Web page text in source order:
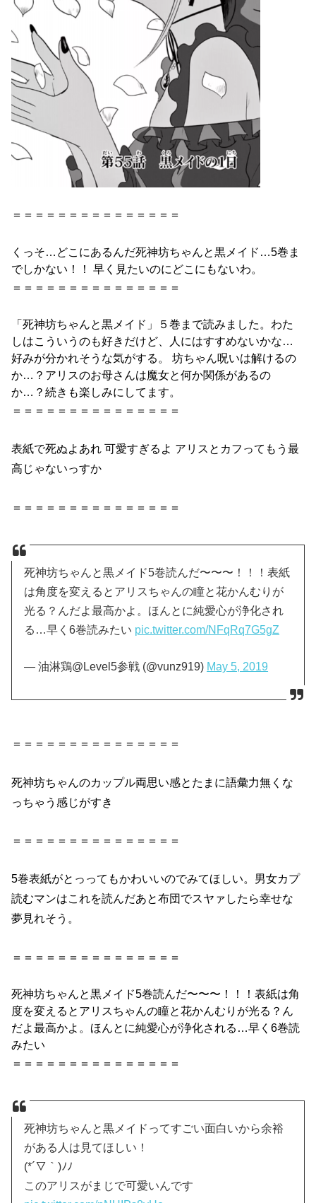
＝＝＝＝＝＝＝＝＝＝＝＝＝＝＝
くっそ…どこにあるんだ死神坊ちゃんと黒 メイド …5巻 ま
でしかない！！ 早く見たいのにどこにもないわ。
＝＝＝＝＝＝＝＝＝＝＝＝＝＝＝
「死神坊ちゃんと黒 メイド 」 ５巻 まで読みました。わた
しはこういうのも好きだけど、人にはすすめないかな…
好みが分かれそうな気がする。坊ちゃん呪いは解けるの
か…？アリスのお母さんは魔女と何か関係があるの
か…？続きも楽しみにしてます。
＝＝＝＝＝＝＝＝＝＝＝＝＝＝＝
表紙で死ぬよあれ 可愛すぎるよ アリス と カフってもう最
高じゃないっすか
＝＝＝＝＝＝＝＝＝＝＝＝＝＝＝
死神坊ちゃんと黒メイド5巻読んだ〜〜〜！！！表紙
は角度を変えるとアリスちゃんの瞳と花かんむりが
光る？んだよ最高かよ。ほんとに純愛心が浄化され
る…早く6巻読みたい pic.twitter.com/NFqRq7G5gZ
— 油淋鶏@Level5参戦 (@vunz919) May 5, 2019
＝＝＝＝＝＝＝＝＝＝＝＝＝＝＝
死神坊ちゃんのカップル両思い感と たまに語彙力無くな
っちゃう感じがすき
＝＝＝＝＝＝＝＝＝＝＝＝＝＝＝
5巻表紙がとっってもかわいいのでみてほしい。男女カプ
読むマンはこれを読んだあと布団でスヤァしたら幸せな
夢見れそう。
＝＝＝＝＝＝＝＝＝＝＝＝＝＝＝
死神坊ちゃんと黒 メイド5巻読んだ〜〜〜！！！表紙は角
度を変える と アリスちゃんの瞳と花かんむりが光る？ん
だよ最高かよ。ほんとに純愛心が浄化される…早く6巻読
みたい
＝＝＝＝＝＝＝＝＝＝＝＝＝＝＝
死神坊ちゃんと黒メイドってすごい面白いから余裕
がある人は見てほしい！
(*´▽｀)ﾉﾉ
このアリスがまじで可愛いんです